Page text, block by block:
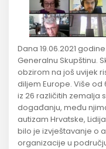
Dana 19.06.2021
Generalnu Skupštinu.
obzirom na još uvijek
diljem Europe. Više
iz 26 različitih zemalja
događanju, među
autizam Hrvatske,
bilo je izvještavanje o
organizacije u